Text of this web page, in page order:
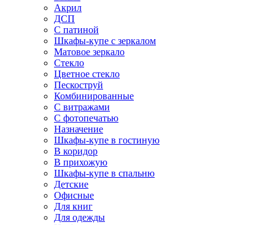
Акрил
ДСП
С патиной
Шкафы-купе с зеркалом
Матовое зеркало
Стекло
Цветное стекло
Пескоструй
Комбинированные
С витражами
С фотопечатью
Назначение
Шкафы-купе в гостиную
В коридор
В прихожую
Шкафы-купе в спальню
Детские
Офисные
Для книг
Для одежды